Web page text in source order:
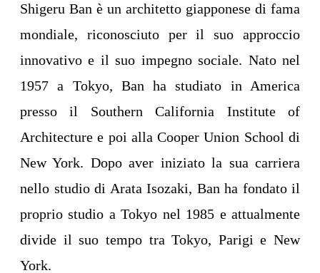
Shigeru Ban è un architetto giapponese di fama
mondiale, riconosciuto per il suo approccio
innovativo e il suo impegno sociale. Nato nel
1957 a Tokyo, Ban ha studiato in America
presso il Southern California Institute of
Architecture e poi alla Cooper Union School di
New York. Dopo aver iniziato la sua carriera
nello studio di Arata Isozaki, Ban ha fondato il
proprio studio a Tokyo nel 1985 e attualmente
divide il suo tempo tra Tokyo, Parigi e New
York.